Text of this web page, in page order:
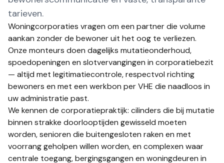
tarieven.
Woningcorporaties vragen om een partner die volume
aankan zonder de bewoner uit het oog te verliezen.
Onze monteurs doen dagelijks mutatieonderhoud,
spoedopeningen en slotvervangingen in corporatiebezit
— altijd met legitimatiecontrole, respectvol richting
bewoners en met een werkbon per VHE die naadloos in
uw administratie past.
We kennen de corporatiepraktijk: cilinders die bij mutatie
binnen strakke doorlooptijden gewisseld moeten
worden, senioren die buitengesloten raken en met
voorrang geholpen willen worden, en complexen waar
centrale toegang, bergingsgangen en woningdeuren in